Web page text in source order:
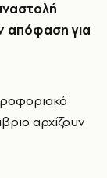
απόφαση για
αρχίζουν